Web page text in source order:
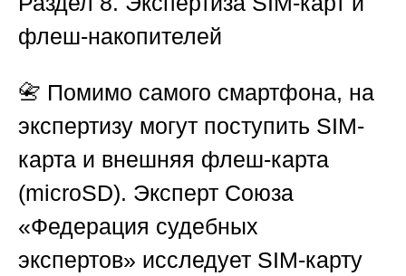
флеш-накопителей
📇 Помимо самого смартфона, на
экспертизу могут поступить SIM-
карта и внешняя флеш-карта
(microSD). Эксперт Союза
«Федерация судебных
экспертов» исследует SIM-карту